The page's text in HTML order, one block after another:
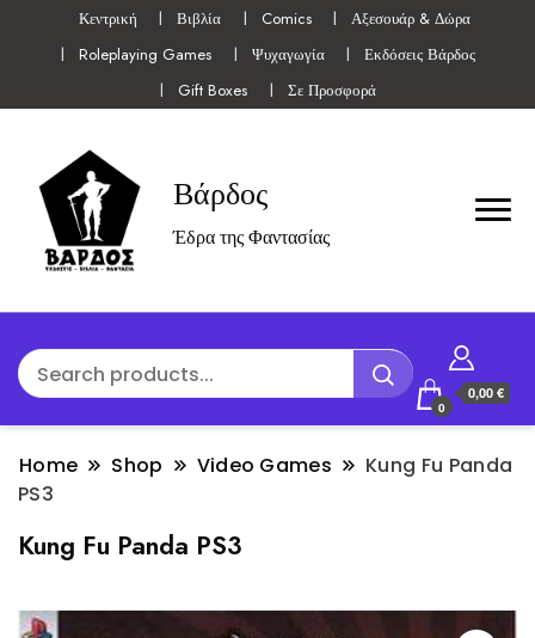
Κεντρική Βιβλία Comics
Αξεσουάρ & Δώρα
Roleplaying Games
Ψυχαγωγία
Εκδόσεις Βάρδος
Gift Boxes
Σε Προσφορά
Βάρδος
Έδρα της Φαντασίας
0
0,00 €
Home Shop Video Games
Kung Fu Panda
PS3
Kung Fu Panda PS3